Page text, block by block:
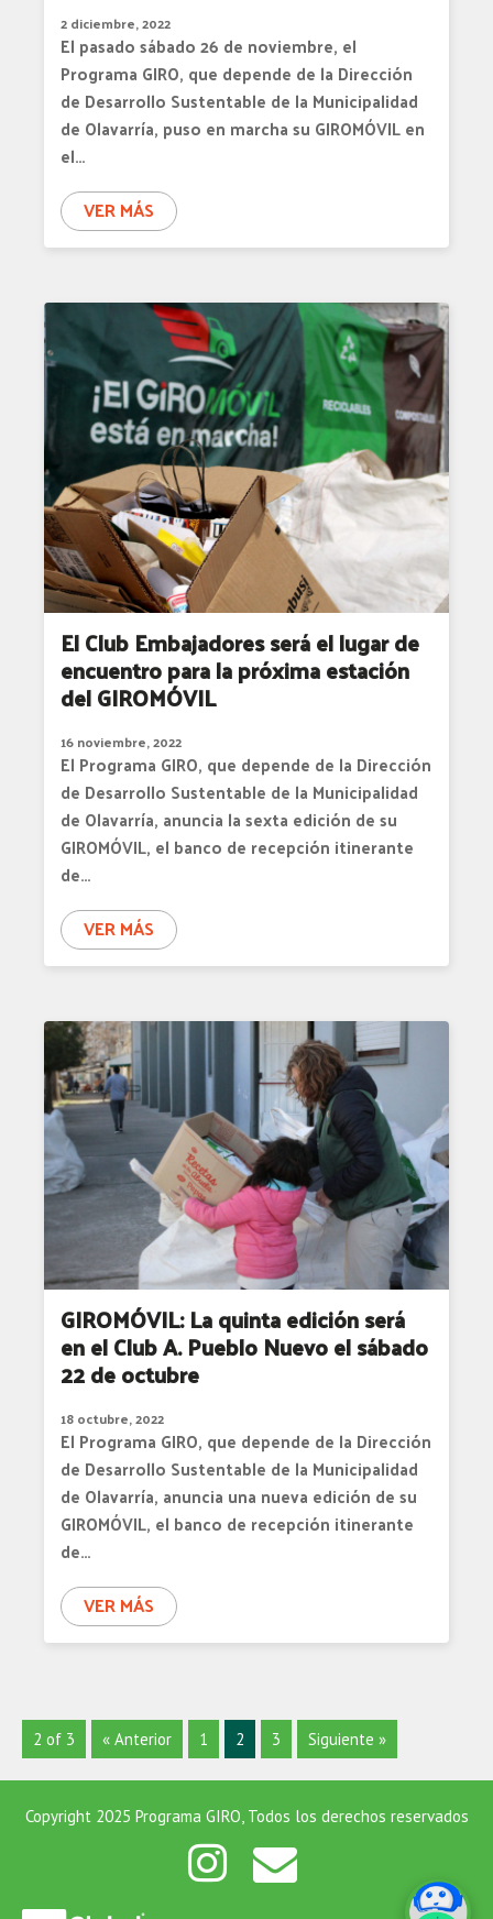
2 diciembre, 2022
El pasado sábado 26 de noviembre, el
Programa GIRO, que depende de la Dirección
de Desarrollo Sustentable de la Municipalidad
de Olavarría, puso en marcha su GIROMÓVIL en
el…
VER MÁS
El Club Embajadores será el lugar de
encuentro para la próxima estación
del GIROMÓVIL
16 noviembre, 2022
El Programa GIRO, que depende de la Dirección
de Desarrollo Sustentable de la Municipalidad
de Olavarría, anuncia la sexta edición de su
GIROMÓVIL, el banco de recepción itinerante
de…
VER MÁS
GIROMÓVIL: La quinta edición será
en el Club A. Pueblo Nuevo el sábado
22 de octubre
18 octubre, 2022
El Programa GIRO, que depende de la Dirección
de Desarrollo Sustentable de la Municipalidad
de Olavarría, anuncia una nueva edición de su
GIROMÓVIL, el banco de recepción itinerante
de…
VER MÁS
2 of 3 « Anterior 1 2 3 Siguiente »
Copyright 2025 Programa GIRO, Todos los derechos reservados